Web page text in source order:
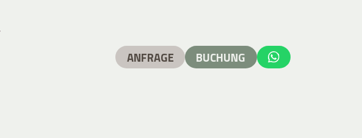
ANFRAGE BUCHUNG